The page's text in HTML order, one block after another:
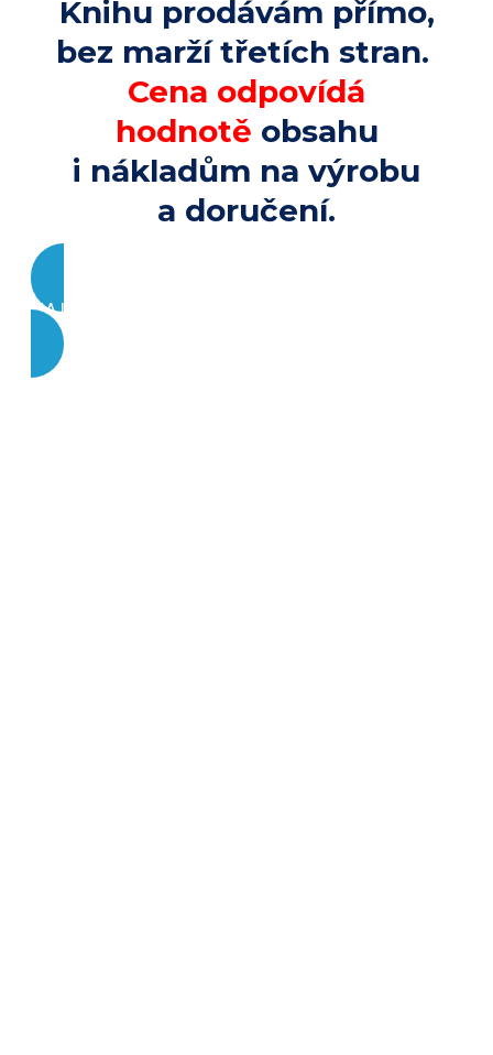
Knihu prodávám přímo,
bez marží třetích stran.
Cena odpovídá
hodnotě obsahu
i nákladům na výrobu
a doručení.
ZAJÍMÁ TĚ, CO O KNIZE ŘÍKAJÍ OSTATNÍ?